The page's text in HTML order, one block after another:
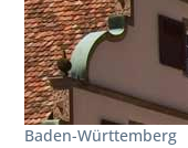
Baden-Württemberg